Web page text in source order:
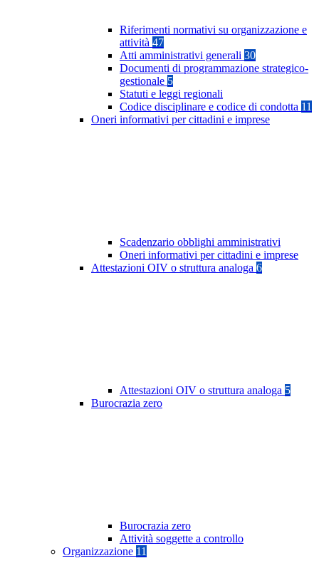
Riferimenti normativi su organizzazione e
attività 47
Atti amministrativi generali 30
Documenti di programmazione strategico-
gestionale 5
Statuti e leggi regionali
Codice disciplinare e codice di condotta 11
Oneri informativi per cittadini e imprese
Scadenzario obblighi amministrativi
Oneri informativi per cittadini e imprese
Attestazioni OIV o struttura analoga 6
Attestazioni OIV o struttura analoga 5
Burocrazia zero
Burocrazia zero
Attività soggette a controllo
Organizzazione 11